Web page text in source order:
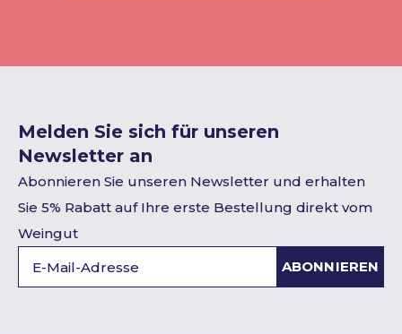
Melden Sie sich für unseren
Newsletter an
Abonnieren Sie unseren Newsletter und erhalten
Sie 5% Rabatt auf Ihre erste Bestellung direkt vom
Weingut
ABONNIEREN